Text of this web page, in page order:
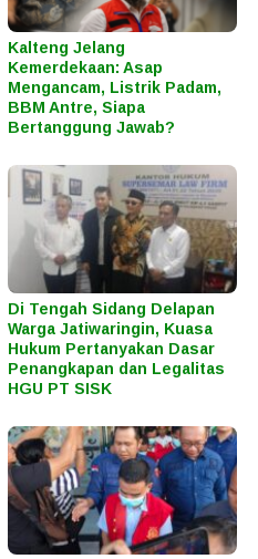
Kalteng Jelang
Kemerdekaan: Asap
Mengancam, Listrik Padam,
BBM Antre, Siapa
Bertanggung Jawab?
Di Tengah Sidang Delapan
Warga Jatiwaringin, Kuasa
Hukum Pertanyakan Dasar
Penangkapan dan Legalitas
HGU PT SISK